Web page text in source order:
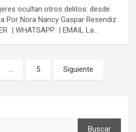
ocultan otros delitos: desde
Por Nora Nancy Gaspar Resendiz
| WHATSAPP | EMAIL La…
… 5 Siguiente
Buscar